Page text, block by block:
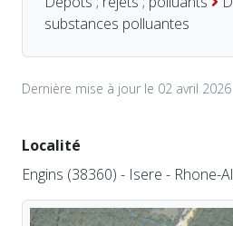
substances polluantes
Dernière mise à jour le 02 avril 2026
Localité
Engins (38360) - Isere - Rhone-